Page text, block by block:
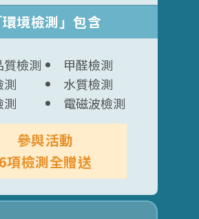
環境檢測」包含
質檢測
甲醛檢測
測
水質檢測
測
電磁波檢測
參與活動
6項檢測全贈送